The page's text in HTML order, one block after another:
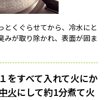
とくぐらせてから、冷水にと
みが取り除かれ、表面が固ま
をすべて入れて火にか
中火にして約1分煮て火